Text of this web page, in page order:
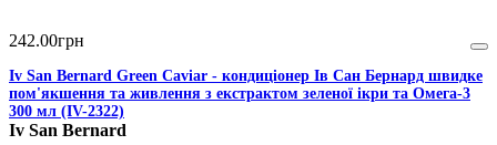
242.00грн
Iv San Bernard Green Caviar - кондиціонер Ів Сан Бернард швидке
пом'якшення та живлення з екстрактом зеленої ікри та Омега-3
300 мл (IV-2322)
Iv San Bernard